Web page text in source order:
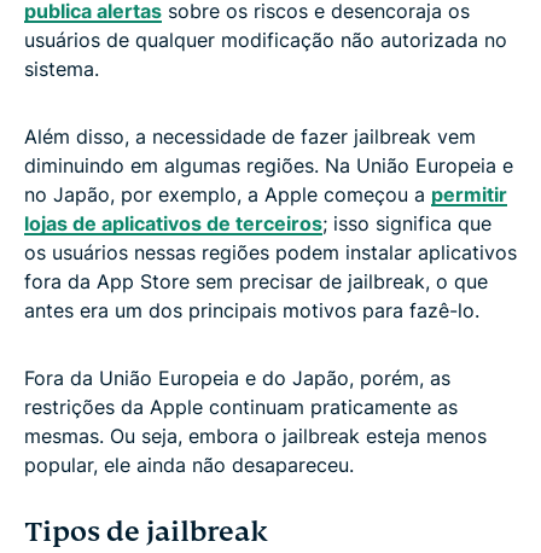
publica alertas sobre os riscos e desencoraja os
usuários de qualquer modificação não autorizada no
sistema.
Além disso, a necessidade de fazer jailbreak vem
diminuindo em algumas regiões. Na União Europeia e
no Japão, por exemplo, a Apple começou a permitir
lojas de aplicativos de terceiros; isso significa que
os usuários nessas regiões podem instalar aplicativos
fora da App Store sem precisar de jailbreak, o que
antes era um dos principais motivos para fazê-lo.
Fora da União Europeia e do Japão, porém, as
restrições da Apple continuam praticamente as
mesmas. Ou seja, embora o jailbreak esteja menos
popular, ele ainda não desapareceu.
Tipos de jailbreak